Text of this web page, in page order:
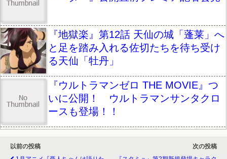
『地獄楽』第12話 天仙の城「蓬莱」へ
と足を踏み入れる佐切たちを待ち受け
る天仙「牡丹」
『ウルトラマンゼロ THE MOVIE』つ
いに公開！ ウルトラマンサンタクロ
ースも登場！！
以前の投稿
次の投稿